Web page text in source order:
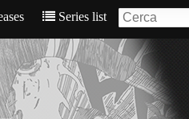
Series list